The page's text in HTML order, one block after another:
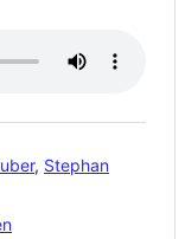
, Stephan